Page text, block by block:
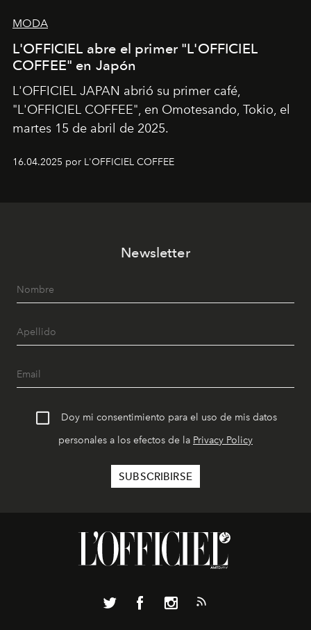
MODA
L'OFFICIEL abre el primer "L'OFFICIEL
COFFEE" en Japón
L'OFFICIEL JAPAN abrió su primer café,
"L'OFFICIEL COFFEE", en Omotesando, Tokio, el
martes 15 de abril de 2025.
16.04.2025 por L'OFFICIEL COFFEE
Newsletter
Doy mi consentimiento para el uso de mis datos
personales a los efectos de la Privacy Policy